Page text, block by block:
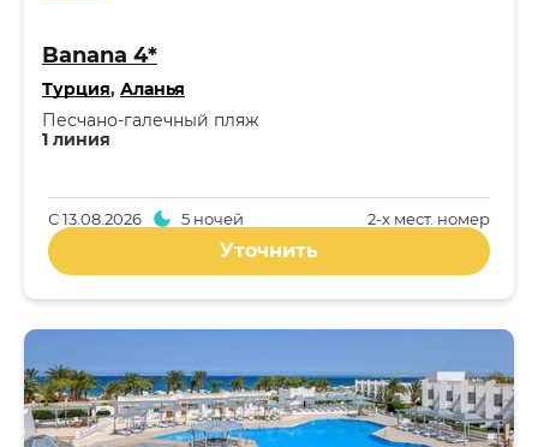
Banana 4*
Турция, Аланья
1 линия
Песчано-галечный пляж
2-x мест. номер
С13.08.2026 5 ночей
Уточнить